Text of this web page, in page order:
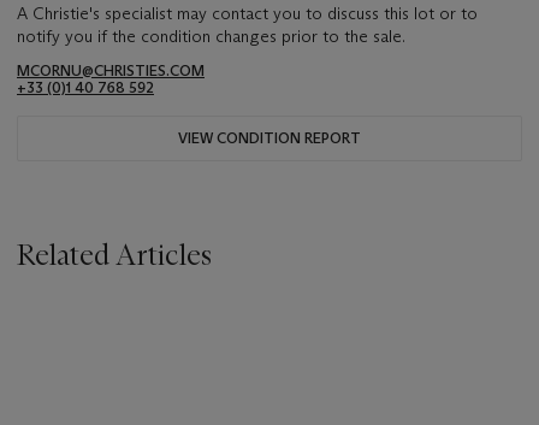
A Christie's specialist may contact you to discuss this lot or to
notify you if the condition changes prior to the sale.
MCORNU@CHRISTIES.COM
+33 (0)1 40 768 592
VIEW CONDITION REPORT
Related Articles